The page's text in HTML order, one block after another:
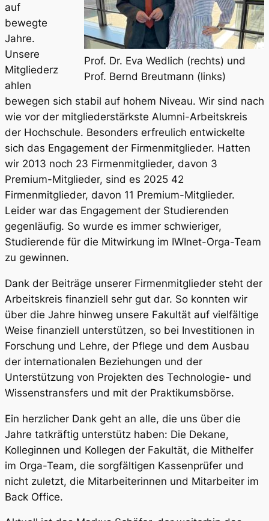
Prof. Dr. Eva Wedlich (rechts) und
Prof. Bernd Breutmann (links)
auf
bewegte
Jahre.
Unsere
Mitgliederz
ahlen
bewegen sich stabil auf hohem Niveau. Wir sind nach
wie vor der mitgliederstärkste Alumni-Arbeitskreis
der Hochschule. Besonders erfreulich entwickelte
sich das Engagement der Firmenmitglieder. Hatten
wir 2013 noch 23 Firmenmitglieder, davon 3
Premium-Mitglieder, sind es 2025 42
Firmenmitglieder, davon 11 Premium-Mitglieder.
Leider war das Engagement der Studierenden
gegenläufig. So wurde es immer schwieriger,
Studierende für die Mitwirkung im IWInet-Orga-Team
zu gewinnen.
Dank der Beiträge unserer Firmenmitglieder steht der
Arbeitskreis finanziell sehr gut dar. So konnten wir
über die Jahre hinweg unsere Fakultät auf vielfältige
Weise finanziell unterstützen, so bei Investitionen in
Forschung und Lehre, der Pflege und dem Ausbau
der internationalen Beziehungen und der
Unterstützung von Projekten des Technologie- und
Wissenstransfers und mit der Praktikumsbörse.
Ein herzlicher Dank geht an alle, die uns über die
Jahre tatkräftig unterstütz haben: Die Dekane,
Kolleginnen und Kollegen der Fakultät, die Mithelfer
im Orga-Team, die sorgfältigen Kassenprüfer und
nicht zuletzt, die Mitarbeiterinnen und Mitarbeiter im
Back Office.